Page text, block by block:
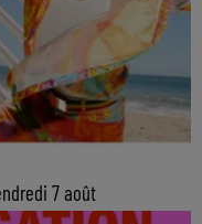
7 août